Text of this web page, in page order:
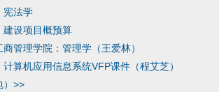
宪法学
建设项目概预算
管理学院：管理学（王爱林）
计算机应用信息系统VFP课件（程艾芝）
）>>